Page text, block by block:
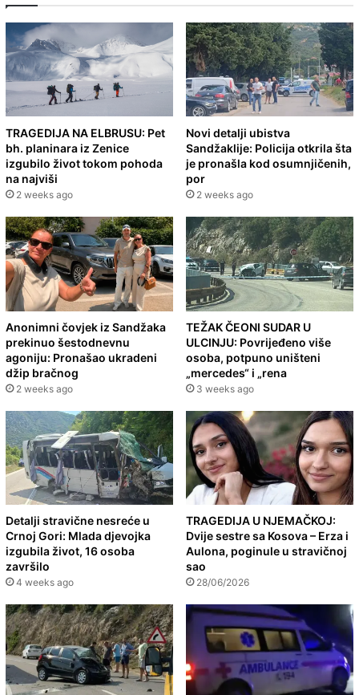
TRAGEDIJA NA ELBRUSU: Pet
bh. planinara iz Zenice
izgubilo život tokom pohoda
na najviši
2 weeks ago
Novi detalji ubistva
Sandžaklije: Policija otkrila šta
je pronašla kod osumnjičenih,
por
2 weeks ago
Anonimni čovjek iz Sandžaka
prekinuo šestodnevnu
agoniju: Pronašao ukradeni
džip bračnog
2 weeks ago
TEŽAK ČEONI SUDAR U
ULCINJU: Povrijeđeno više
osoba, potpuno uništeni
„mercedes“ i „rena
3 weeks ago
Detalji stravične nesreće u
Crnoj Gori: Mlada djevojka
izgubila život, 16 osoba
završilo
4 weeks ago
TRAGEDIJA U NJEMAČKOJ:
Dvije sestre sa Kosova – Erza i
Aulona, poginule u stravičnoj
sao
28/06/2026